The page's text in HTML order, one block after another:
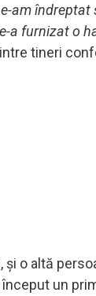
am îndreptat
a furnizat o
tineri
și o altă
un